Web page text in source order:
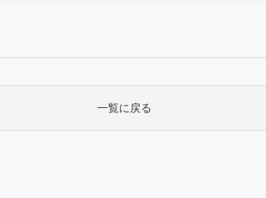
一覧に戻る